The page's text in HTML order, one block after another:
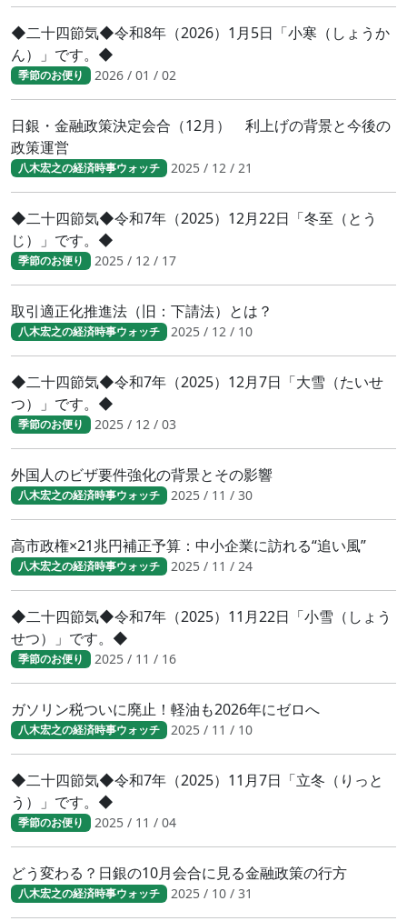
◆二十四節気◆令和8年（2026）1月5日「小寒（しょうか
ん）」です。◆
季節のお便り 2026 / 01 / 02
日銀・金融政策決定会合（12月） 利上げの背景と今後の
政策運営
八木宏之の経済時事ウォッチ 2025 / 12 / 21
◆二十四節気◆令和7年（2025）12月22日「冬至（とう
じ）」です。◆
季節のお便り 2025 / 12 / 17
取引適正化推進法（旧：下請法）とは？
八木宏之の経済時事ウォッチ 2025 / 12 / 10
◆二十四節気◆令和7年（2025）12月7日「大雪（たいせ
つ）」です。◆
季節のお便り 2025 / 12 / 03
外国人のビザ要件強化の背景とその影響
八木宏之の経済時事ウォッチ 2025 / 11 / 30
高市政権×21兆円補正予算：中小企業に訪れる“追い風”
八木宏之の経済時事ウォッチ 2025 / 11 / 24
◆二十四節気◆令和7年（2025）11月22日「小雪（しょう
せつ）」です。◆
季節のお便り 2025 / 11 / 16
ガソリン税ついに廃止！軽油も2026年にゼロへ
八木宏之の経済時事ウォッチ 2025 / 11 / 10
◆二十四節気◆令和7年（2025）11月7日「立冬（りっと
う）」です。◆
季節のお便り 2025 / 11 / 04
どう変わる？日銀の10月会合に見る金融政策の行方
八木宏之の経済時事ウォッチ 2025 / 10 / 31